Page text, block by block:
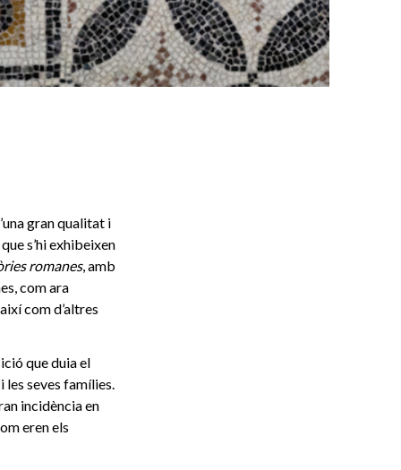
gran qualitat i
s’hi exhibeixen
romanes, amb
com ara
com d’altres
que duia el
les seves famílies.
incidència en
eren els